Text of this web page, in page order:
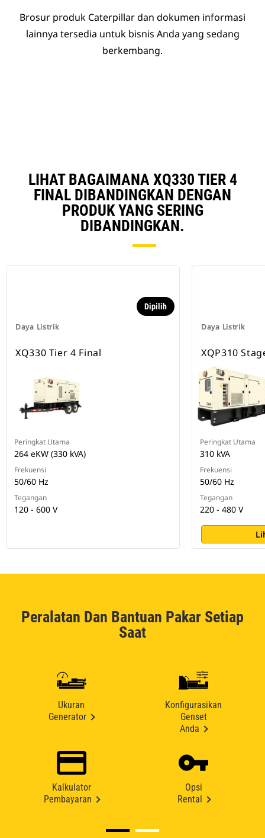
Brosur produk Caterpillar dan dokumen informasi
lainnya tersedia untuk bisnis Anda yang sedang
berkembang.
LIHAT BAGAIMANA XQ330 TIER 4
FINAL DIBANDINGKAN DENGAN
PRODUK YANG SERING
DIBANDINGKAN.
Daya Listrik
Dipilih
XQ330 Tier 4 Final
Peringkat Utama
264 eKW (330 kVA)
Frekuensi
50/60 Hz
Tegangan
120 - 600 V
Daya Listrik
XQP310
Peringkat Utama
310 kVA
Frekuensi
50/60 Hz
Tegangan
220 - 480 V
Peralatan Dan Bantuan Pakar Setiap
Saat
Ukuran
Generator
Konfigurasikan
Genset
Anda
Kalkulator
Pembayaran
Opsi
Rental